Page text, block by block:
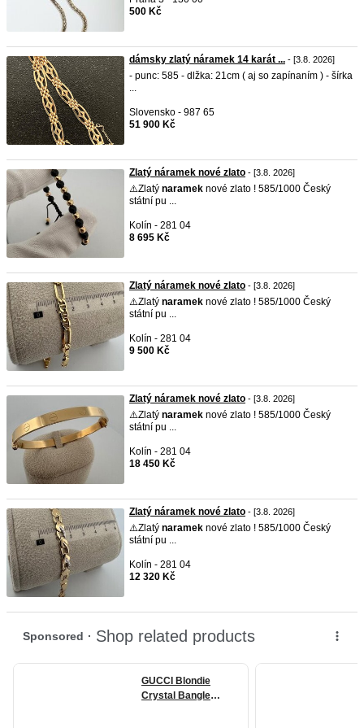
500 Kč
dámsky zlatý náramek 14 karát ... - [3.8. 2026]
- punc: 585 - dlžka: 21cm ( aj so zapínaním ) - šírka
...
Slovensko - 987 65
51 900 Kč
Zlatý náramek nové zlato - [3.8. 2026]
⚠️Zlatý naramek nové zlato ! 585/1000 Český
státní pu ...
Kolín - 281 04
8 695 Kč
Zlatý náramek nové zlato - [3.8. 2026]
⚠️Zlatý naramek nové zlato ! 585/1000 Český
státní pu ...
Kolín - 281 04
9 500 Kč
Zlatý náramek nové zlato - [3.8. 2026]
⚠️Zlatý naramek nové zlato ! 585/1000 Český
státní pu ...
Kolín - 281 04
18 450 Kč
Zlatý náramek nové zlato - [3.8. 2026]
⚠️Zlatý naramek nové zlato ! 585/1000 Český
státní pu ...
Kolín - 281 04
12 320 Kč